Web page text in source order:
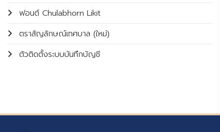
ฟอนต์ Chulabhorn Likit
ตราสัญลักษณ์เทศบาล (ใหม่)
ตัวติดตั้งระบบบันทึกบัญชี